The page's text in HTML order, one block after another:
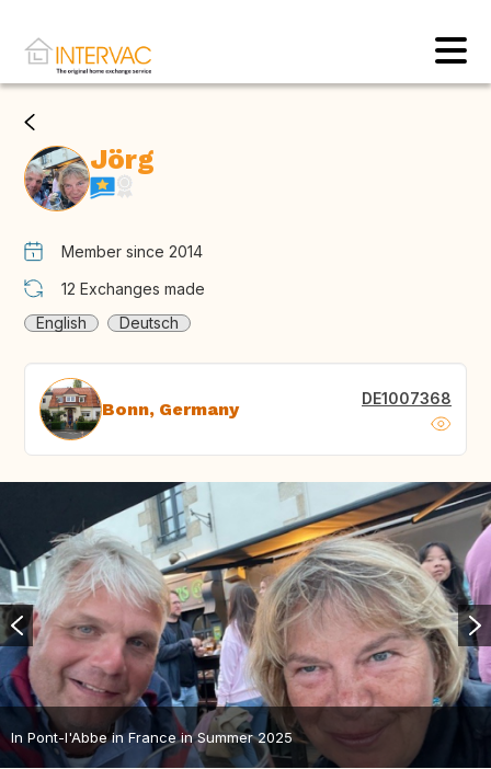
Jörg
Member since 2014
12 Exchanges made
English
Deutsch
Bonn, Germany DE1007368
In Pont-l'Abbe in France in Summer 2025